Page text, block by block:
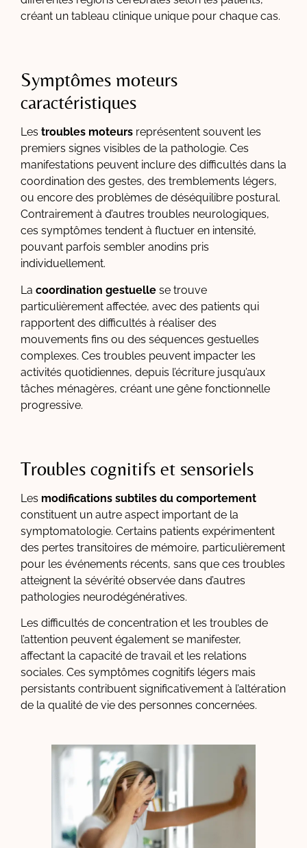
créant un tableau clinique unique pour chaque cas.
Symptômes moteurs
caractéristiques
Les troubles moteurs représentent souvent les
premiers signes visibles de la pathologie. Ces
manifestations peuvent inclure des difficultés dans la
coordination des gestes, des tremblements légers,
ou encore des problèmes de déséquilibre postural.
Contrairement à d’autres troubles neurologiques,
ces symptômes tendent à fluctuer en intensité,
pouvant parfois sembler anodins pris
individuellement.
La coordination gestuelle se trouve
particulièrement affectée, avec des patients qui
rapportent des difficultés à réaliser des
mouvements fins ou des séquences gestuelles
complexes. Ces troubles peuvent impacter les
activités quotidiennes, depuis l’écriture jusqu’aux
tâches ménagères, créant une gêne fonctionnelle
progressive.
Troubles cognitifs et sensoriels
Les modifications subtiles du comportement
constituent un autre aspect important de la
symptomatologie. Certains patients expérimentent
des pertes transitoires de mémoire, particulièrement
pour les événements récents, sans que ces troubles
atteignent la sévérité observée dans d’autres
pathologies neurodégénératives.
Les difficultés de concentration et les troubles de
l’attention peuvent également se manifester,
affectant la capacité de travail et les relations
sociales. Ces symptômes cognitifs légers mais
persistants contribuent significativement à l’altération
de la qualité de vie des personnes concernées.